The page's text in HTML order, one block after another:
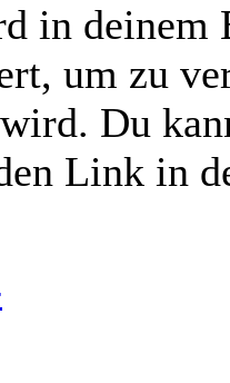
in deinem
um zu
Du
Link in